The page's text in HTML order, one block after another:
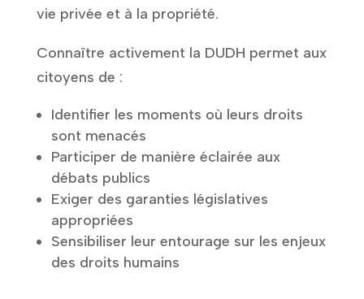
vie privée et à la propriété.
Connaître activement la DUDH permet aux
citoyens de :
Identifier les moments où leurs droits
sont menacés
Participer de manière éclairée aux
débats publics
Exiger des garanties législatives
appropriées
Sensibiliser leur entourage sur les enjeux
des droits humains